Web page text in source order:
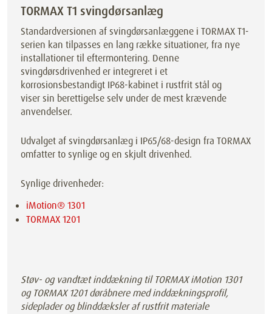
TORMAX T1 svingdørsanlæg
Standardversionen af svingdørsanlæggene i TORMAX T1-
serien kan tilpasses en lang række situationer, fra nye
installationer til eftermontering. Denne
svingdørsdrivenhed er integreret i et
korrosionsbestandigt IP68-kabinet i rustfrit stål og
viser sin berettigelse selv under de mest krævende
anvendelser.
Udvalget af svingdørsanlæg i IP65/68-design fra TORMAX
omfatter to synlige og en skjult drivenhed.
Synlige drivenheder:
iMotion® 1301
TORMAX 1201
Støv- og vandtæt inddækning til TORMAX iMotion 1301
og TORMAX 1201 døråbnere med inddækningsprofil,
sideplader og blinddæksler af rustfrit materiale